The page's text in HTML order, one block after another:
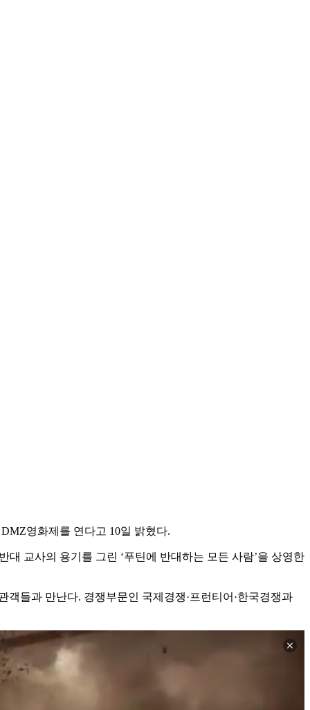
영화제를 연다고 10일 밝혔다.
교사의 용기를 그린 ‘푸틴에 반대하는 모든 사람’을 상영한
들과 만난다. 경쟁부문인 국제경쟁·프런티어·한국경쟁과